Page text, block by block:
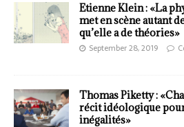
Etienne Klein : «La
met en scène autant
qu’elle a de théories»
September 28, 2019
Thomas Piketty :
récit idéologique
inégalités»